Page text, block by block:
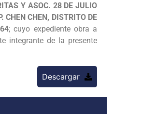
Y ASOC. 28 DE JULIO
CHEN CHEN, DISTRITO DE
; cuyo expediente obra a
integrante de la presente
Descargar